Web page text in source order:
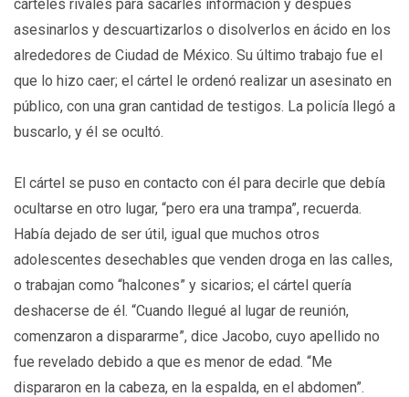
cárteles rivales para sacarles información y después
asesinarlos y descuartizarlos o disolverlos en ácido en los
alrededores de Ciudad de México. Su último trabajo fue el
que lo hizo caer; el cártel le ordenó realizar un asesinato en
público, con una gran cantidad de testigos. La policía llegó a
buscarlo, y él se ocultó.
El cártel se puso en contacto con él para decirle que debía
ocultarse en otro lugar, “pero era una trampa”, recuerda.
Había dejado de ser útil, igual que muchos otros
adolescentes desechables que venden droga en las calles,
o trabajan como “halcones” y sicarios; el cártel quería
deshacerse de él. “Cuando llegué al lugar de reunión,
comenzaron a dispararme”, dice Jacobo, cuyo apellido no
fue revelado debido a que es menor de edad. “Me
dispararon en la cabeza, en la espalda, en el abdomen”.